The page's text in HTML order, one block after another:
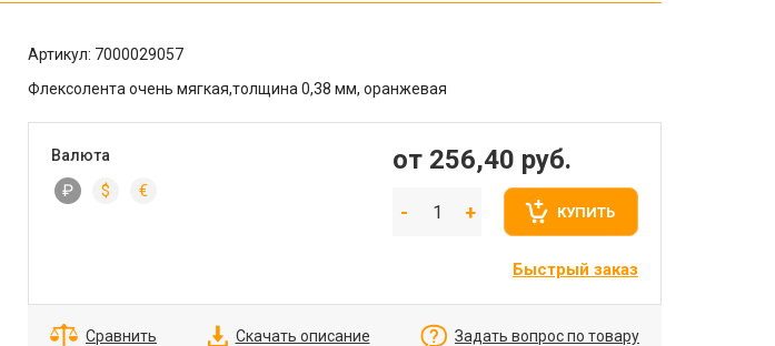
Артикул: 7000029057
Флексолента очень мягкая,толщина 0,38 мм, оранжевая
Валюта
₽ $ €
от 256,40 руб.
КУПИТЬ
Быстрый заказ
Сравнить Скачать описание Задать вопрос по товару